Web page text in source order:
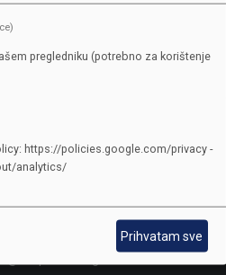
Reisa Džemaludina
562-044
562-210
pregledniku (potrebno za korištenje
https://policies.google.com/privacy -
analytics/
Prihvatam sve